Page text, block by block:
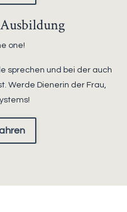
one!
sprechen und bei der auch
Werde Dienerin der Frau,